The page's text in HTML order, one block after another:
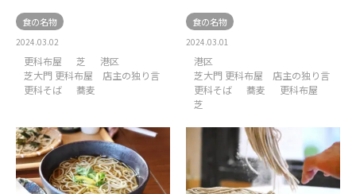
食の名物
2024.03.02
更科布屋 芝
港区
芝大門 更科布屋 店主の独り言
更科そば
蕎麦
食の名物
2024.03.01
港区
芝大門 更科布屋 店主の独り言
更科そば
蕎麦
更科布屋
芝